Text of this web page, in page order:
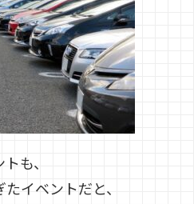
も、
イベントだと、